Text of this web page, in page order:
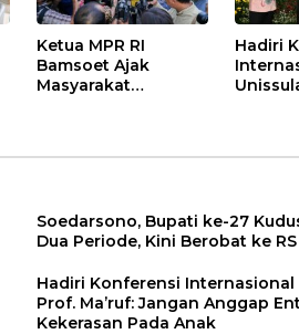
Ketua MPR RI
Bamsoet Ajak
Masyarakat
Hadiri
Anak
Soedarsono, Bupati ke-27
Dua Periode, Kini Berobat ke RS
Hadiri Konferensi Internasional
Prof. Ma’ruf: Jangan Anggap
Kekerasan Pada Anak